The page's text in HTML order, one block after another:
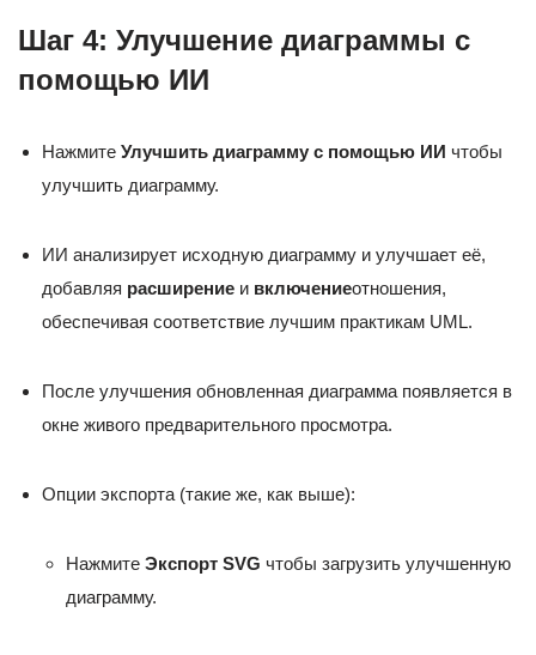
Шаг 4: Улучшение диаграммы с
помощью ИИ
Нажмите Улучшить диаграмму с помощью ИИ чтобы
улучшить диаграмму.
ИИ анализирует исходную диаграмму и улучшает её,
добавляя расширение и включениеотношения,
обеспечивая соответствие лучшим практикам UML.
После улучшения обновленная диаграмма появляется в
окне живого предварительного просмотра.
Опции экспорта (такие же, как выше):
Нажмите Экспорт SVG чтобы загрузить улучшенную
диаграмму.